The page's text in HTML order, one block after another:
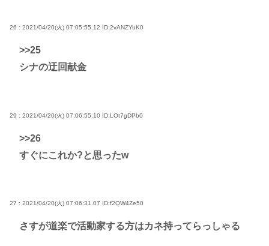
26 : 2021/04/20(火) 07:05:55.12 ID:2vANZYuK0
>>25
シナの迂回献金
29 : 2021/04/20(火) 07:06:55.10 ID:LOt7gDPb0
>>26
すぐにこれか?と思ったw
27 : 2021/04/20(火) 07:06:31.07 ID:f2QW4Ze50
さすが道楽で活動家する方はカネ持ってらっしゃる